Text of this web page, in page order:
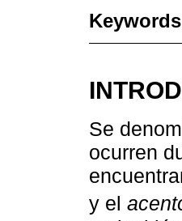
Se
ocurren
y el